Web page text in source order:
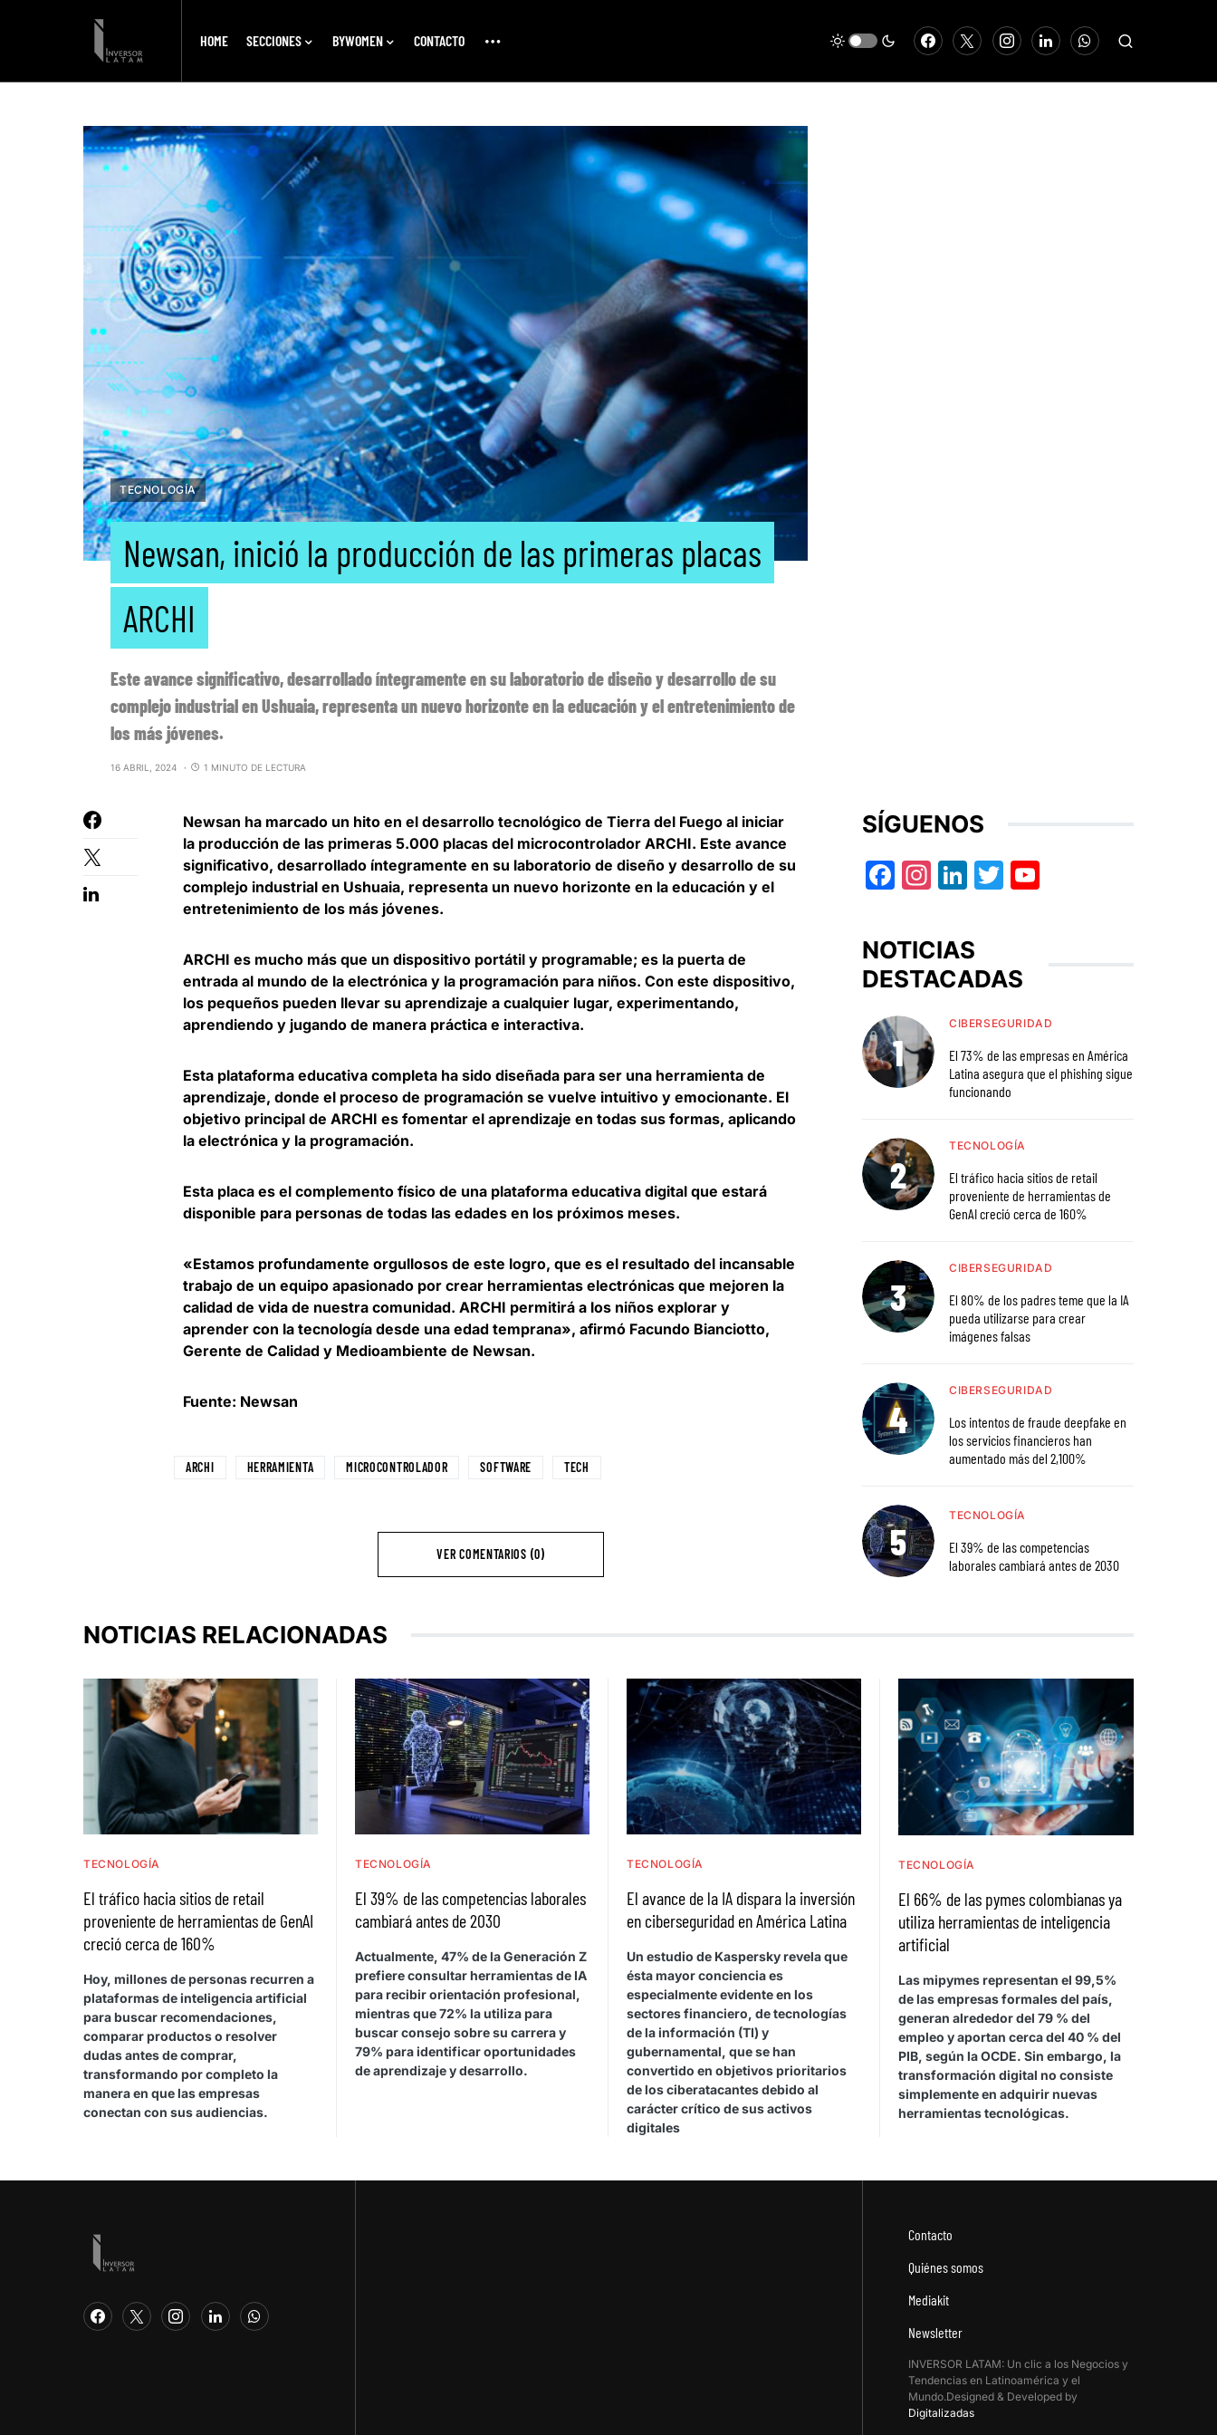
HOME SECCIONES BYWOMEN CONTACTO
TECNOLOGÍA
Newsan, inició la producción de las primeras placas
ARCHI
Este avance significativo, desarrollado íntegramente en su laboratorio de diseño y desarrollo de su
complejo industrial en Ushuaia, representa un nuevo horizonte en la educación y el entretenimiento de
los más jóvenes.
16 ABRIL, 2024 1 MINUTO DE LECTURA
Newsan ha marcado un hito en el desarrollo tecnológico de Tierra del Fuego al iniciar
la producción de las primeras 5.000 placas del microcontrolador ARCHI. Este avance
significativo, desarrollado íntegramente en su laboratorio de diseño y desarrollo de su
complejo industrial en Ushuaia, representa un nuevo horizonte en la educación y el
entretenimiento de los más jóvenes.
ARCHI es mucho más que un dispositivo portátil y programable; es la puerta de
entrada al mundo de la electrónica y la programación para niños. Con este dispositivo,
los pequeños pueden llevar su aprendizaje a cualquier lugar, experimentando,
aprendiendo y jugando de manera práctica e interactiva.
Esta plataforma educativa completa ha sido diseñada para ser una herramienta de
aprendizaje, donde el proceso de programación se vuelve intuitivo y emocionante. El
objetivo principal de ARCHI es fomentar el aprendizaje en todas sus formas, aplicando
la electrónica y la programación.
Esta placa es el complemento físico de una plataforma educativa digital que estará
disponible para personas de todas las edades en los próximos meses.
«Estamos profundamente orgullosos de este logro, que es el resultado del incansable
trabajo de un equipo apasionado por crear herramientas electrónicas que mejoren la
calidad de vida de nuestra comunidad. ARCHI permitirá a los niños explorar y
aprender con la tecnología desde una edad temprana», afirmó Facundo Bianciotto,
Gerente de Calidad y Medioambiente de Newsan.
Fuente: Newsan
ARCHI HERRAMIENTA MICROCONTROLADOR SOFTWARE TECH
VER COMENTARIOS (0)
SÍGUENOS
Facebook
Instagram
LinkedIn
Twitter
NOTICIAS
DESTACADAS
CIBERSEGURIDAD
El 73% de las empresas en América
Latina asegura que el phishing sigue
funcionando
TECNOLOGÍA
El tráfico hacia sitios de retail
proveniente de herramientas de
GenAI creció cerca de 160%
CIBERSEGURIDAD
El 80% de los padres teme que la IA
pueda utilizarse para crear
imágenes falsas
CIBERSEGURIDAD
Los intentos de fraude deepfake en
los servicios financieros han
aumentado más del 2,100%
TECNOLOGÍA
El 39% de las competencias
laborales cambiará antes de 2030
NOTICIAS RELACIONADAS
TECNOLOGÍA
El tráfico hacia sitios de retail
proveniente de herramientas de GenAI
creció cerca de 160%
Hoy, millones de personas recurren a
plataformas de inteligencia artificial
para buscar recomendaciones,
comparar productos o resolver
dudas antes de comprar,
transformando por completo la
manera en que las empresas
conectan con sus audiencias.
TECNOLOGÍA
El 39% de las competencias laborales
cambiará antes de 2030
Actualmente, 47% de la Generación Z
prefiere consultar herramientas de IA
para recibir orientación profesional,
mientras que 72% la utiliza para
buscar consejo sobre su carrera y
79% para identificar oportunidades
de aprendizaje y desarrollo.
TECNOLOGÍA
El avance de la IA dispara la inversión
en ciberseguridad en América Latina
Un estudio de Kaspersky revela que
ésta mayor conciencia es
especialmente evidente en los
sectores financiero, de tecnologías
de la información (TI) y
gubernamental, que se han
convertido en objetivos prioritarios
de los ciberatacantes debido al
carácter crítico de sus activos
digitales
TECNOLOGÍA
El 66% de las pymes colombianas ya
utiliza herramientas de inteligencia
artificial
Las mipymes representan el 99,5%
de las empresas formales del país,
generan alrededor del 79 % del
empleo y aportan cerca del 40 % del
PIB, según la OCDE. Sin embargo, la
transformación digital no consiste
simplemente en adquirir nuevas
herramientas tecnológicas.
Contacto
Quiénes somos
Mediakit
Newsletter
INVERSOR LATAM: Un clic a los Negocios y
Tendencias en Latinoamérica y el
Mundo.Designed & Developed by
Digitalizadas